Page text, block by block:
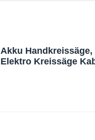
Akku
Elektro Kreissäge